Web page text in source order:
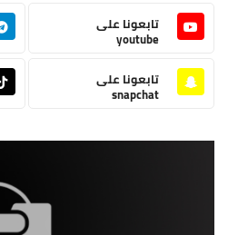
تابعونا على
youtube
تابعونا على
snapchat